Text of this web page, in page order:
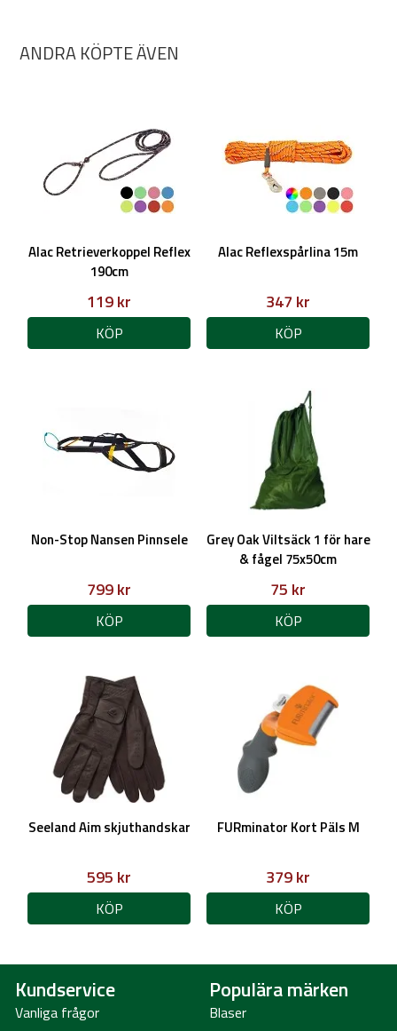
ANDRA KÖPTE ÄVEN
Alac Retrieverkoppel Reflex
190cm
119 kr
KÖP
Alac Reflexspårlina 15m
347 kr
KÖP
Non-Stop Nansen Pinnsele
799 kr
KÖP
Grey Oak Viltsäck 1 för hare
& fågel 75x50cm
75 kr
KÖP
Seeland Aim skjuthandskar
595 kr
KÖP
FURminator Kort Päls M
379 kr
KÖP
Kundservice
Vanliga frågor
Populära märken
Blaser